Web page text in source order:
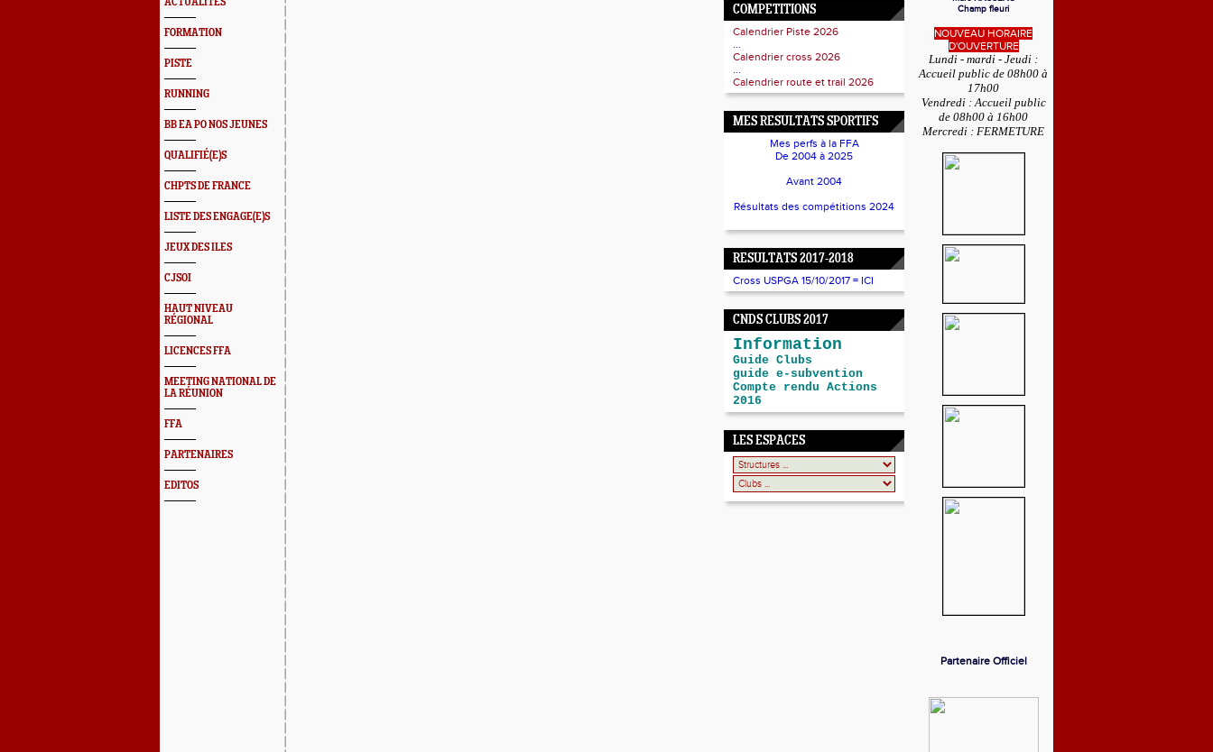
FORMATION
PISTE
RUNNING
BB EA PO NOS JEUNES
QUALIFIÉ(E)S
CHPTS DE FRANCE
LISTE DES ENGAGE(E)S
JEUX DES ILES
CJSOI
HAUT NIVEAU
RÉGIONAL
LICENCES FFA
MEETING NATIONAL DE
LA RÉUNION
FFA
PARTENAIRES
EDITOS
COMPETITIONS
Calendrier Piste 2026
...
Calendrier cross 2026
...
Calendrier route et trail 2026
MES RESULTATS SPORTIFS
Mes perfs à la FFA
De 2004 à 2025
Avant 2004
Résultats des compétitions 2024
RESULTATS 2017-2018
Cross USPGA 15/10/2017 = ICI
CNDS CLUBS 2017
Information
Guide Clubs
guide e-subvention
Compte rendu Actions
2016
LES ESPACES
Champ fleuri
NOUVEAU HORAIRE
D'OUVERTURE
Lundi - mardi - Jeudi :
Accueil public de 08h00 à
17h00
Vendredi : Accueil public
de 08h00 à 16h00
Mercredi : FERMETURE
Partenaire Officiel